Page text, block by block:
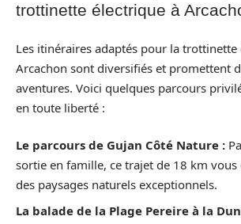
trottinette électrique à
Les itinéraires adaptés pour la trottinette
Arcachon sont diversifiés et promettent
aventures. Voici quelques parcours
en toute liberté :
Le parcours de Gujan Côté Nature :
sortie en famille, ce trajet de 18 km
des paysages naturels exceptionnels.
La balade de la Plage Pereire à la